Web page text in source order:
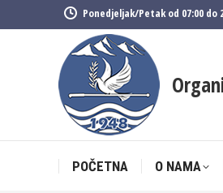
Ponedjeljak/Petak od 07:00 do
POČETNA O NAMA
POČETNA O NAMA